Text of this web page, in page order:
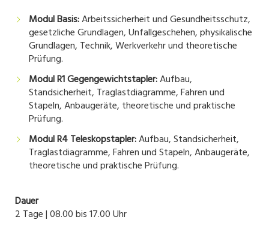
Modul Basis:Arbeitssicherheit und Gesundheitsschutz,
gesetzliche Grundlagen, Unfallgeschehen, physikalische
Grundlagen, Technik, Werkverkehr und theoretische
Prüfung.
Modul R1 Gegengewichtstapler:Aufbau,
Standsicherheit, Traglastdiagramme, Fahren und
Stapeln, Anbaugeräte, theoretische und praktische
Prüfung.
Modul R4 Teleskopstapler:Aufbau, Standsicherheit,
Traglastdiagramme, Fahren und Stapeln, Anbaugeräte,
theoretische und praktische Prüfung.
Dauer
2 Tage | 08.00 bis 17.00 Uhr